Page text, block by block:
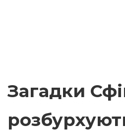
Загадки